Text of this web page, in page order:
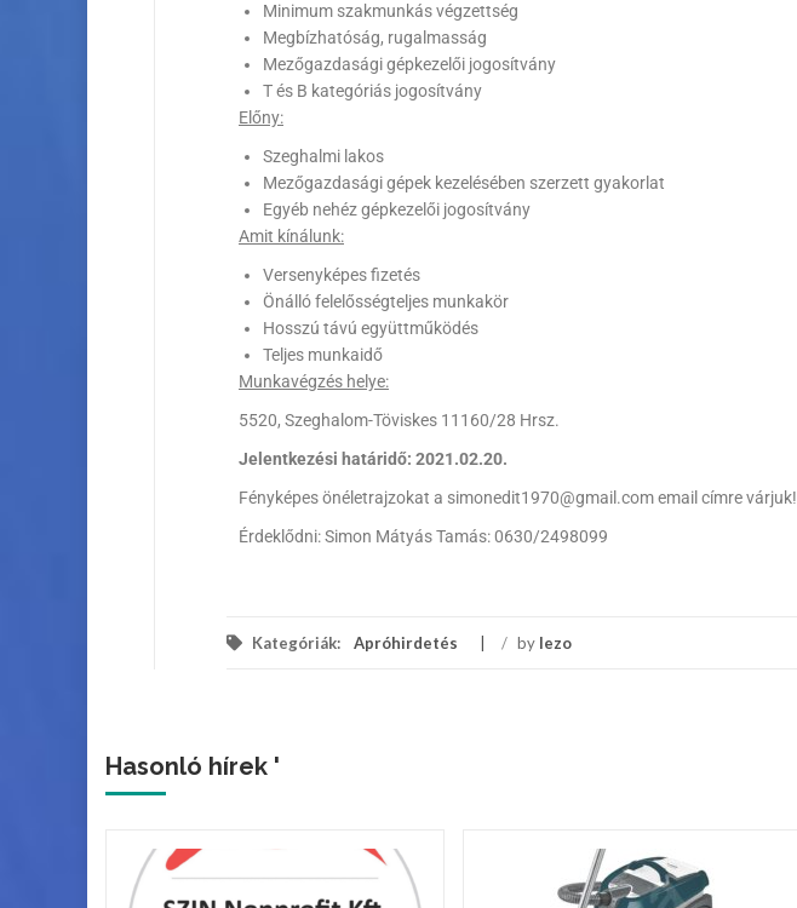
Minimum szakmunkás végzettség
Megbízhatóság, rugalmasság
Mezőgazdasági gépkezelői jogosítvány
T és B kategóriás jogosítvány
Előny:
Szeghalmi lakos
Mezőgazdasági gépek kezelésében szerzett gyakorlat
Egyéb nehéz gépkezelői jogosítvány
Amit kínálunk:
Versenyképes fizetés
Önálló felelősségteljes munkakör
Hosszú távú együttműködés
Teljes munkaidő
Munkavégzés helye:
5520, Szeghalom-Töviskes 11160/28 Hrsz.
Jelentkezési határidő: 2021.02.20.
Fényképes önéletrajzokat a simonedit1970@gmail.com email címre várjuk!
Érdeklődni: Simon Mátyás Tamás: 0630/2498099
Kategóriák: Apróhirdetés / by lezo
Hasonló hírek '